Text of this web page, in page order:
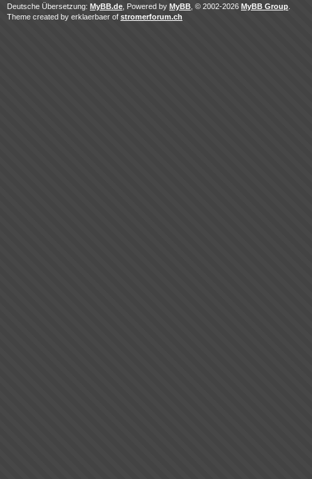
Deutsche Übersetzung: MyBB.de , Powered by MyBB , © 2002-2026 MyBB Group
Theme created by erklaerbaer of stromerforum.ch